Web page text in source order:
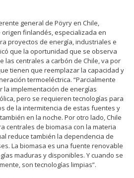
general de Pöyry en Chile,
finlandés, especializada en
proyectos de energía, industriales e
que la oportunidad que se observa
las centrales a carbón de Chile, va por
tienen que reemplazar la capacidad y
termoeléctrica. “Parcialmente
la implementación de energías
pero se requieren tecnologías para
de la intermitencia de estas fuentes y
en la noche. Por otro lado, Chile
centrales de biomasa con la materia
reduce también la dependencia de
La biomasa es una fuente renovable
maduras y disponibles. Y cuando se
son tecnologías limpias”.